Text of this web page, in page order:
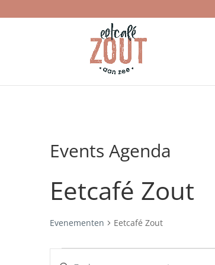
Events Agenda
Eetcafé Zout
Evenementen Eetcafé Zout
Evenementen
Evenementen
Vul